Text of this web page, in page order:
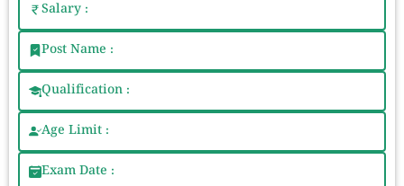
Salary :
Post Name :
Qualification :
Age Limit :
Exam Date :